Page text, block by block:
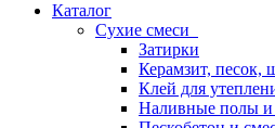
Каталог
Сухие смеси
Затирки
Керамзит, песок,
Клей для
Наливные полы и